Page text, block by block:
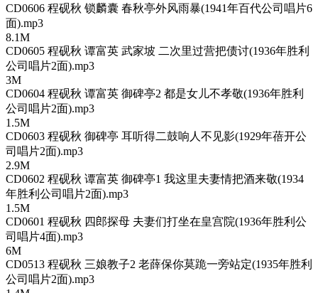
CD0606 程砚秋 锁麟囊 春秋亭外风雨暴(1941年百代公司唱片6
面).mp3
8.1M
CD0605 程砚秋 谭富英 武家坡 二次里过营把债讨(1936年胜利
公司唱片2面).mp3
3M
CD0604 程砚秋 谭富英 御碑亭2 都是女儿不孝敬(1936年胜利
公司唱片2面).mp3
1.5M
CD0603 程砚秋 御碑亭 耳听得二鼓响人不见影(1929年蓓开公
司唱片2面).mp3
2.9M
CD0602 程砚秋 谭富英 御碑亭1 我这里夫妻情把酒来敬(1934
年胜利公司唱片2面).mp3
1.5M
CD0601 程砚秋 四郎探母 夫妻们打坐在皇宫院(1936年胜利公
司唱片4面).mp3
6M
CD0513 程砚秋 三娘教子2 老薛保你莫跪一旁站定(1935年胜利
公司唱片2面).mp3